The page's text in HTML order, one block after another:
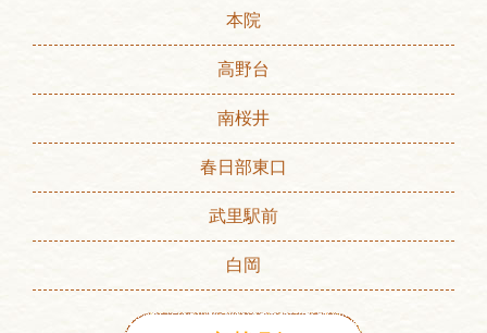
本院
高野台
南桜井
春日部東口
武里駅前
白岡